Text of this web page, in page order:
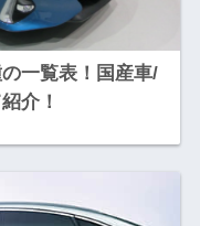
一覧表！国産車/
介！